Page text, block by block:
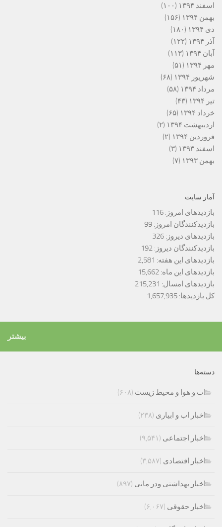
اسفند ۱۳۹۴
(۱۰۰)
بهمن ۱۳۹۴
(۱۵۶)
دی ۱۳۹۴
(۱۸۰)
آذر ۱۳۹۴
(۱۲۲)
آبان ۱۳۹۴
(۱۱۳)
مهر ۱۳۹۴
(۵۱)
شهریور ۱۳۹۴
(۶۸)
مرداد ۱۳۹۴
(۵۸)
تیر ۱۳۹۴
(۴۳)
خرداد ۱۳۹۴
(۶۵)
اردیبهشت ۱۳۹۴
(۲)
فروردین ۱۳۹۴
(۲)
اسفند ۱۳۹۳
(۳)
بهمن ۱۳۹۳
(۷)
آمار سایت
بازدیدهای امروز: 116
بازدیدکنندگان امروز: 99
بازدیدهای دیروز: 326
بازدیدکنندگان دیروز: 192
بازدیدهای این هفته: 2,581
بازدیدهای این ماه: 15,662
بازدیدهای امسال: 215,231
کل بازدیدها: 1,657,935
بیشتر
دسته‌ها
اب و هوا و محیط زیست (۶۰۸)
اخبار اب و ابیاری (۲۳۸)
اخبار اجتماعی (۹,۵۴۱)
اخبار اقتصادی (۳,۵۸۷)
اخبار بهداشتی ودر مانی (۸۹۷)
اخبار حقوقی (۶,۰۶۷)